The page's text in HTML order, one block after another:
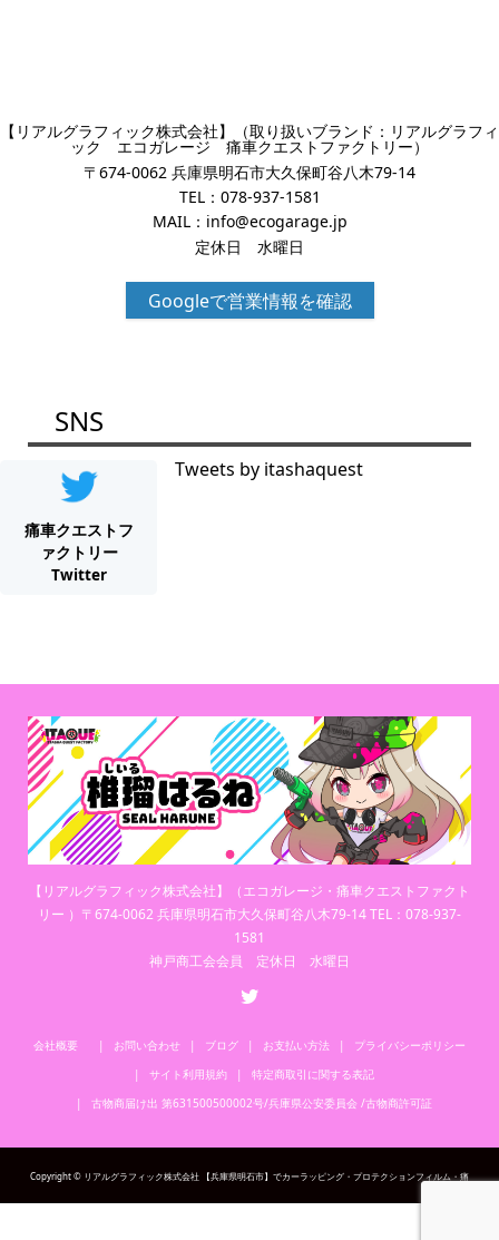
【リアルグラフィック株式会社】（取り扱いブランド：リアルグラフィ
ック エコガレージ 痛車クエストファクトリー）
〒674-0062 兵庫県明石市大久保町谷八木79-14
TEL： 078-937-1581
MAIL： info@ecogarage.jp
定休日 水曜日
Googleで営業情報を確認
SNS
痛車クエストフ
ァクトリー
Twitter
Tweets by itashaquest
【リアルグラフィック株式会社】（エコガレージ・痛車クエストファクト
リー ）〒674-0062 兵庫県明石市大久保町谷八木79-14 TEL：078-937-
1581
神戸商工会会員 定休日 水曜日
会社概要 お問い合わせ ブログ お支払い方法
プライバシーポリシー
サイト利用規約
特定商取引に関する表記
古物商届け出 第631500500002号/兵庫県公安委員会 /古物商許可証
Copyright © リアルグラフィック株式会社 【兵庫県明石市】でカーラッピング・プロテクションフィルム・痛